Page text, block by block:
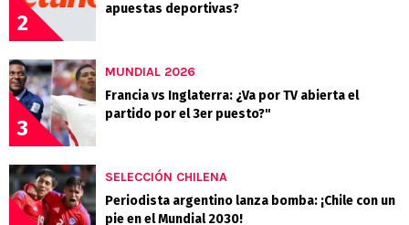
2
apuestas deportivas?
3
MUNDIAL 2026
Francia vs Inglaterra: ¿Va por TV abierta el
partido por el 3er puesto?"
SELECCIÓN CHILENA
Periodista argentino lanza bomba: ¡Chile con un
pie en el Mundial 2030!